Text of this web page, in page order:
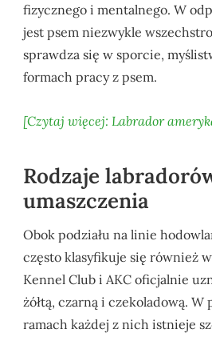
fizycznego i mentalnego. W
jest psem niezwykle
sprawdza się w sporcie,
formach pracy z psem.
[Czytaj więcej: Labrador
Rodzaje
umaszczenia
Obok podziału na linie
często klasyfikuje się również
Kennel Club i AKC oficjalnie
żółtą, czarną i czekoladową.
ramach każdej z nich istnieje